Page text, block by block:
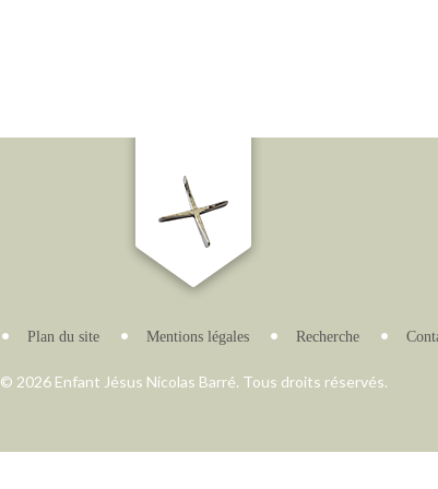
Plan du site Mentions légales Recherche
© 2026 Enfant Jésus Nicolas Barré. Tous droits réservés.